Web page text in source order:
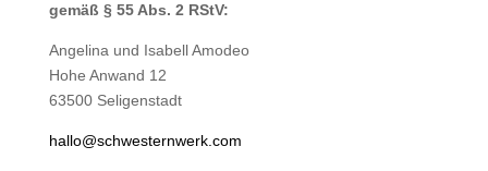
gemäß § 55 Abs. 2 RStV:
Angelina und Isabell Amodeo
Hohe Anwand 12
63500 Seligenstadt
hallo@schwesternwerk.com